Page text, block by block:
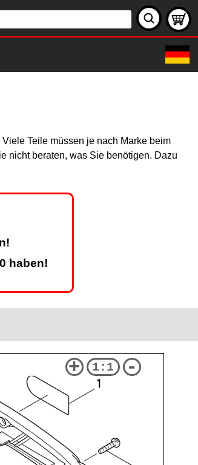
Teile müssen je nach Marke beim
nicht beraten, was Sie benötigen. Dazu
haben!
+ 1:1 -